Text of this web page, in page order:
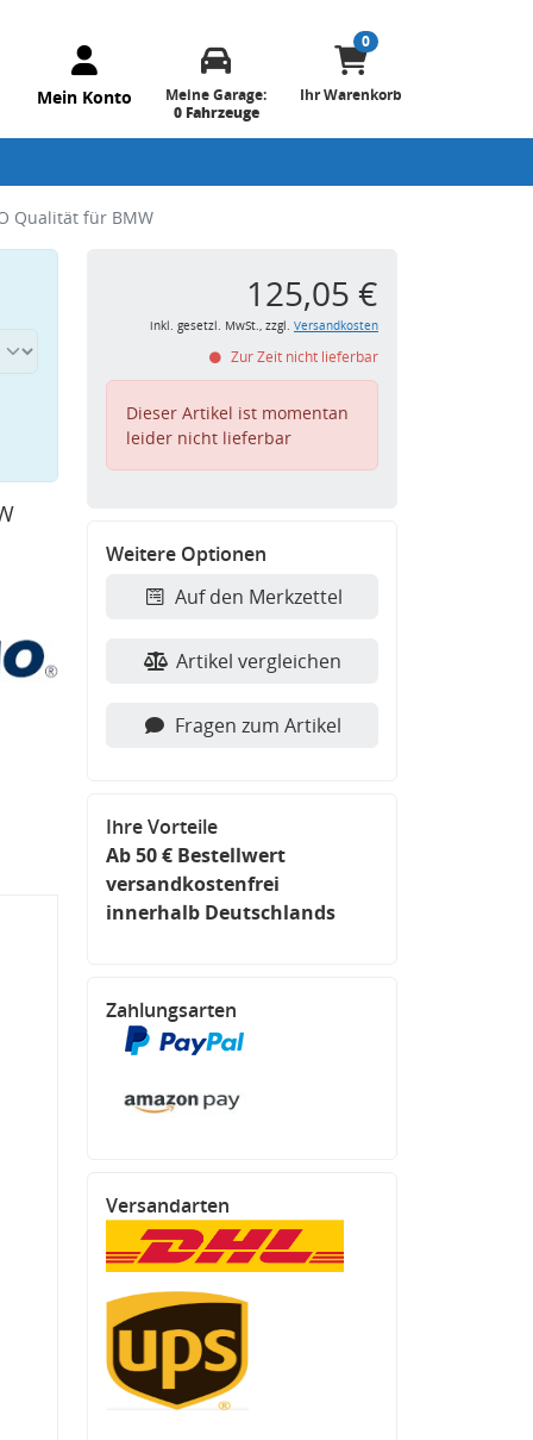
Mein Konto
Meine Garage:
0 Fahrzeuge
0
Ihr Warenkorb
Qualität für BMW
125,05 €
inkl. gesetzl. MwSt., zzgl. Versandkosten
Zur Zeit nicht lieferbar
Dieser Artikel ist momentan
leider nicht lieferbar
Weitere Optionen
Auf den Merkzettel
Artikel vergleichen
Fragen zum Artikel
Ihre Vorteile
Ab 50 € Bestellwert
versandkostenfrei
innerhalb Deutschlands
Zahlungsarten
Versandarten